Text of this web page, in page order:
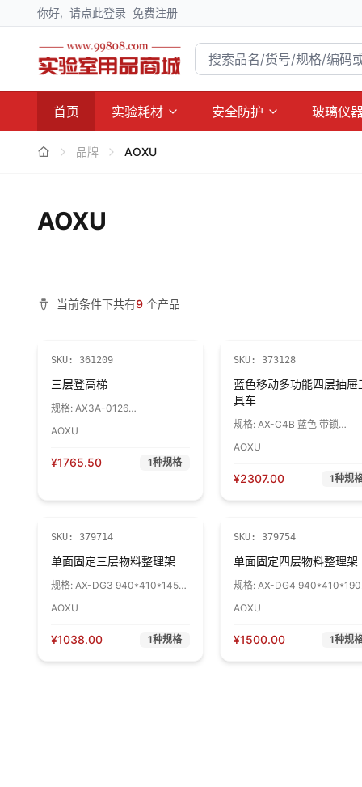
你好, 请点此登录 免费注册
首页 实验耗材 安全防护 玻璃仪
品牌 AOXU
AOXU
当前条件下共有9 个产品
SKU: 361209
三层登高梯
规格: AX3A-0126
荷:100kg 1个
AOXU
¥1765.50 1种规格
SKU: 373128
蓝色移动多功能四层抽屉
具车
规格: AX-C4B 蓝色 带锁
AOXU
¥2307.00 1种规
SKU: 379714
单面固定三层物料整理架
规格: AX-DG3 940*410*1450
1.2mm 底盘：2.0mm 挂板为浅
AOXU
¥1038.00 1种规格
SKU: 379754
单面固定四层物料整理架
规格: AX-DG4
1.2mm 底盘：2.0mm 挂板为
AOXU
¥1500.00 1种规